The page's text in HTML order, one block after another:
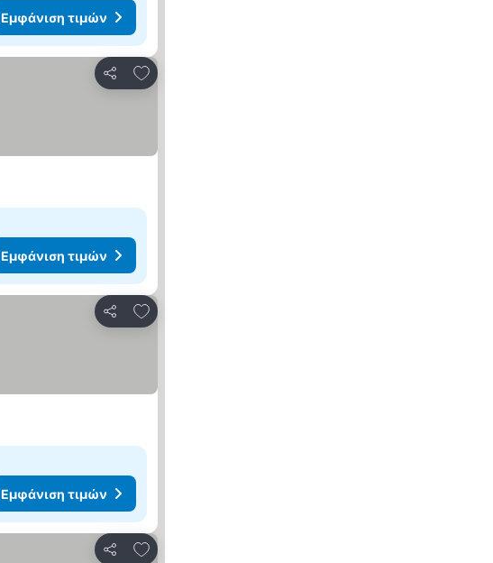
Εμφάνιση τιμών
Κοινοποίηση
Προσθήκη στα αγαπημένα
Εμφάνιση τιμών
Κοινοποίηση
Προσθήκη στα αγαπημένα
Εμφάνιση τιμών
Κοινοποίηση
Προσθήκη στα αγαπημένα